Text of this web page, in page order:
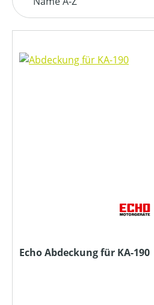
Echo Abdeckung für KA-190